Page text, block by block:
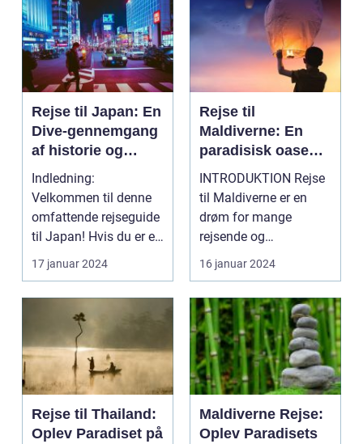
Rejse til Japan: En
Dive-gennemgang
af historie og
forberedelse
Indledning:
Velkommen til denne
omfattende rejseguide
til Japan! Hvis du er en
eventyrlysten og
nysg...
17 januar 2024
Rejse til
Maldiverne: En
paradisisk oase
for rejsende
eventyrlystne
INTRODUKTION Rejse
til Maldiverne er en
drøm for mange
rejsende og
eventyrlystne sjæle.
Dette unikk...
16 januar 2024
Rejse til Thailand:
Oplev Paradiset på
Maldiverne Rejse:
Oplev Paradisets